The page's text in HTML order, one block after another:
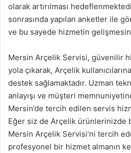
olarak artırılması
sonrasında yapılan anketler ile
ve bu sayede hizmetin
Mersin Arçelik Servisi, güvenilir
yola çıkarak, Arçelik
destek sağlamaktadır. Uzman
anlayışı ve müşteri
Mersin’de tercih edilen servis
Eğer siz de Arçelik ürünlerinizde
Mersin Arçelik Servisi’ni tercih
profesyonel bir hizmet almanın